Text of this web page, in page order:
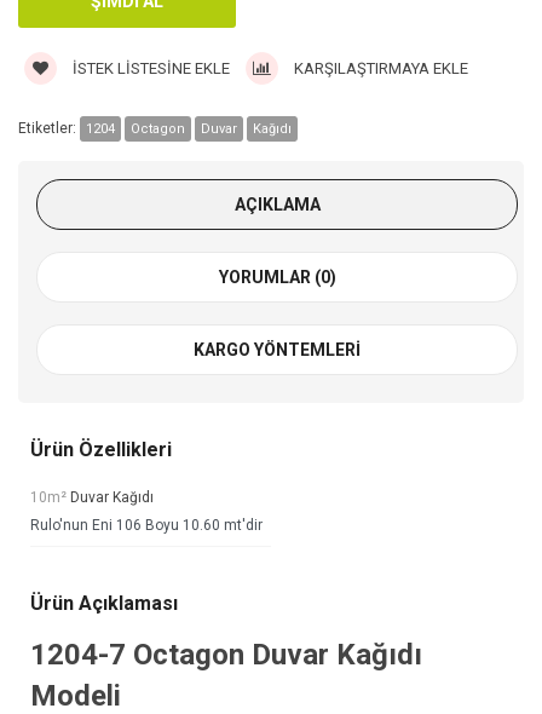
İSTEK LISTESINE EKLE KARŞILAŞTIRMAYA EKLE
Etiketler: 1204 Octagon Duvar Kağıdı
AÇIKLAMA
YORUMLAR (0)
KARGO YÖNTEMLERI
Ürün Özellikleri
10m² Duvar Kağıdı
Rulo'nun Eni 106 Boyu 10.60 mt'dir
Ürün Açıklaması
1204-7 Octagon Duvar Kağıdı
Modeli